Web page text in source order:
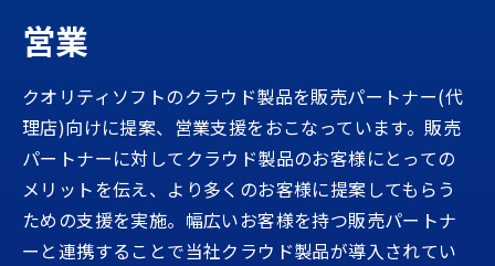
営業
クオリティソフトのクラウド製品を販売パートナー(代
理店)向けに提案、営業支援をおこなっています。販売
パートナーに対してクラウド製品のお客様にとっての
メリットを伝え、より多くのお客様に提案してもらう
ための支援を実施。幅広いお客様を持つ販売パートナ
ーと連携することで当社クラウド製品が導入されてい